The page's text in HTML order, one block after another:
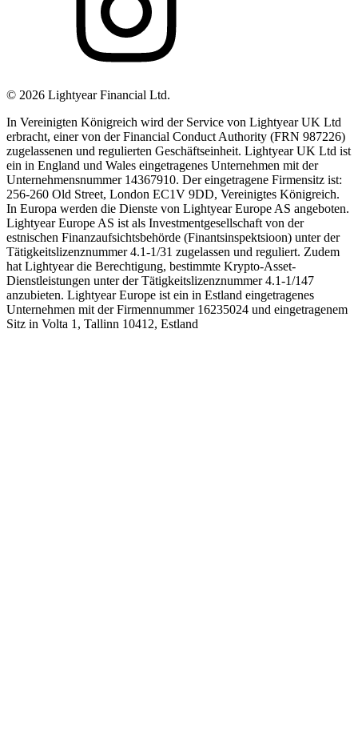
© 2026 Lightyear Financial Ltd.
In Vereinigten Königreich wird der Service von Lightyear UK Ltd
erbracht, einer von der Financial Conduct Authority (FRN 987226)
zugelassenen und regulierten Geschäftseinheit. Lightyear UK Ltd ist
ein in England und Wales eingetragenes Unternehmen mit der
Unternehmensnummer 14367910. Der eingetragene Firmensitz ist:
256-260 Old Street, London EC1V 9DD, Vereinigtes Königreich.
In Europa werden die Dienste von Lightyear Europe AS angeboten.
Lightyear Europe AS ist als Investmentgesellschaft von der
estnischen Finanzaufsichtsbehörde (Finantsinspektsioon) unter der
Tätigkeitslizenznummer 4.1-1/31 zugelassen und reguliert. Zudem
hat Lightyear die Berechtigung, bestimmte Krypto-Asset-
Dienstleistungen unter der Tätigkeitslizenznummer 4.1-1/147
anzubieten. Lightyear Europe ist ein in Estland eingetragenes
Unternehmen mit der Firmennummer 16235024 und eingetragenem
Sitz in Volta 1, Tallinn 10412, Estland